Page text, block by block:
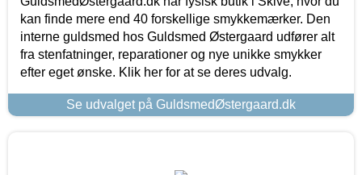
kan finde mere end 40 forskellige smykkemærker. Den
interne guldsmed hos Guldsmed Østergaard udfører alt
fra stenfatninger, reparationer og nye unikke smykker
efter eget ønske. Klik her for at se deres udvalg.
Se udvalget på GuldsmedØstergaard.dk